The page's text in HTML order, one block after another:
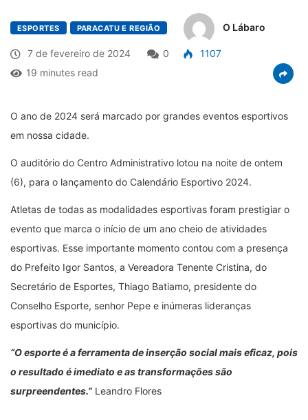
ESPORTES PARACATU E REGIÃO O Lábaro
7 de fevereiro de 2024 0
1107
19 minutes read
O ano de 2024 será marcado por grandes eventos esportivos
em nossa cidade.
O auditório do Centro Administrativo lotou na noite de ontem
(6), para o lançamento do Calendário Esportivo 2024.
Atletas de todas as modalidades esportivas foram prestigiar o
evento que marca o início de um ano cheio de atividades
esportivas. Esse importante momento contou com a presença
do Prefeito Igor Santos, a Vereadora Tenente Cristina, do
Secretário de Esportes, Thiago Batiamo, presidente do
Conselho Esporte, senhor Pepe e inúmeras lideranças
esportivas do município.
“O esporte é a ferramenta de inserção social mais eficaz, pois
o resultado é imediato e as transformações são
surpreendentes.” Leandro Flores